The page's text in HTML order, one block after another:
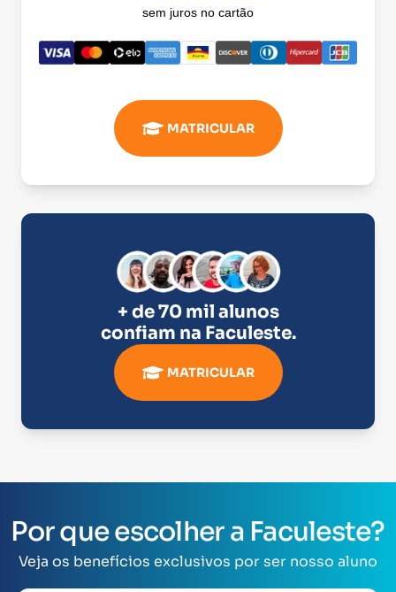
sem juros no cartão
MATRICULAR
+ de 70 mil alunos
confiam na Faculeste.
MATRICULAR
Por que escolher a Faculeste?
Veja os benefícios exclusivos por ser nosso aluno